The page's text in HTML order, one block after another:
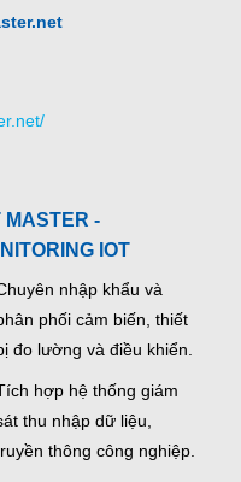
MASTER -
IOT
nhập khẩu và
phối cảm biến, thiết
đo lường và điều khiển.
hợp hệ thống giám
thu nhập dữ liệu,
thông công nghiệp.